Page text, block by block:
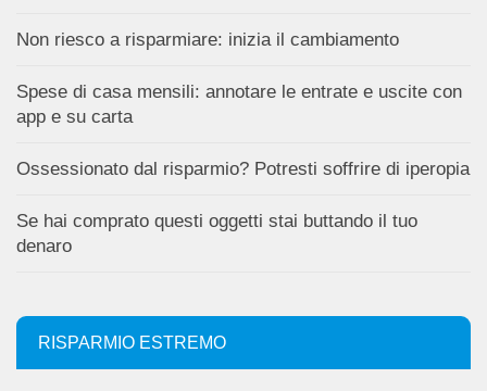
Non riesco a risparmiare: inizia il cambiamento
Spese di casa mensili: annotare le entrate e uscite con
app e su carta
Ossessionato dal risparmio? Potresti soffrire di iperopia
Se hai comprato questi oggetti stai buttando il tuo
denaro
RISPARMIO ESTREMO